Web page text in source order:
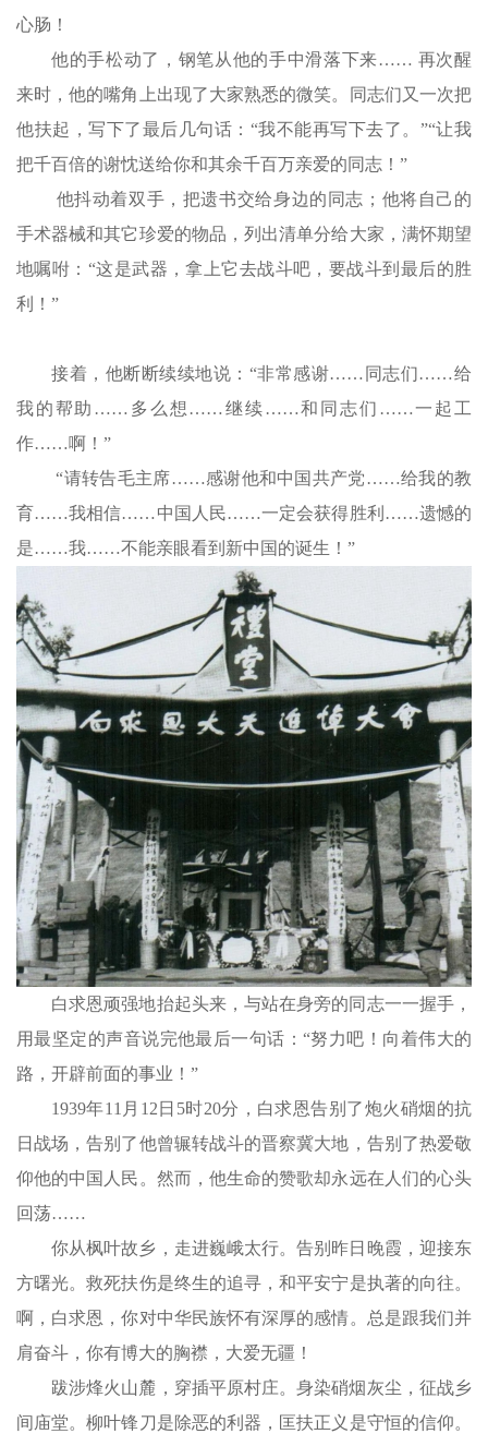
心肠！
他的手松动了，钢笔从他的手中滑落下来…… 再次醒
来时，他的嘴角上出现了大家熟悉的微笑。同志们又一次把
他扶起，写下了最后几句话：“我不能再写下去了。”“让我
把千百倍的谢忱送给你和其余千百万亲爱的同志！”
他抖动着双手，把遗书交给身边的同志；他将自己的
手术器械和其它珍爱的物品，列出清单分给大家，满怀期望
地嘱咐：“这是武器，拿上它去战斗吧，要战斗到最后的胜
利！”
接着，他断断续续地说：“非常感谢……同志们……给
我的帮助……多么想……继续……和同志们……一起工
作……啊！”
“请转告毛主席……感谢他和中国共产党……给我的教
育……我相信……中国人民……一定会获得胜利……遗憾的
是……我……不能亲眼看到新中国的诞生！”
白求恩顽强地抬起头来，与站在身旁的同志一一握手，
用最坚定的声音说完他最后一句话：“努力吧！向着伟大的
路，开辟前面的事业！”
1939年11月12日5时20分，白求恩告别了炮火硝烟的抗
日战场，告别了他曾辗转战斗的晋察冀大地，告别了热爱敬
仰他的中国人民。然而，他生命的赞歌却永远在人们的心头
回荡……
你从枫叶故乡，走进巍峨太行。告别昨日晚霞，迎接东
方曙光。救死扶伤是终生的追寻，和平安宁是执著的向往。
啊，白求恩，你对中华民族怀有深厚的感情。总是跟我们并
肩奋斗，你有博大的胸襟，大爱无疆！
跋涉烽火山麓，穿插平原村庄。身染硝烟灰尘，征战乡
间庙堂。柳叶锋刀是除恶的利器，匡扶正义是守恒的信仰。